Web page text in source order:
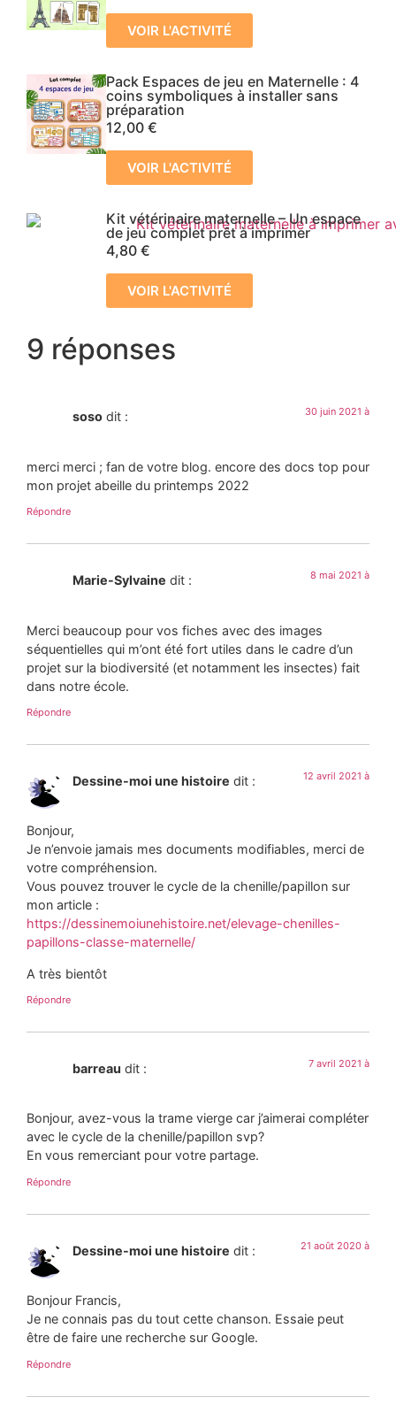
VOIR L'ACTIVITÉ
Pack Espaces de jeu en Maternelle : 4
coins symboliques à installer sans
préparation
12,00 €
VOIR L'ACTIVITÉ
Kit vétérinaire maternelle – Un espace
de jeu complet prêt à imprimer
4,80 €
VOIR L'ACTIVITÉ
9 réponses
soso dit : 30 juin 2021 à
merci merci ; fan de votre blog. encore des docs top pour
mon projet abeille du printemps 2022
Répondre
Marie-Sylvaine dit : 8 mai 2021 à
Merci beaucoup pour vos fiches avec des images
séquentielles qui m’ont été fort utiles dans le cadre d’un
projet sur la biodiversité (et notamment les insectes) fait
dans notre école.
Répondre
Dessine-moi une histoire dit : 12 avril 2021 à
Bonjour,
Je n’envoie jamais mes documents modifiables, merci de
votre compréhension.
Vous pouvez trouver le cycle de la chenille/papillon sur
mon article :
https://dessinemoiunehistoire.net/elevage-chenilles-
papillons-classe-maternelle/
A très bientôt
Répondre
barreau dit : 7 avril 2021 à
Bonjour, avez-vous la trame vierge car j’aimerai compléter
avec le cycle de la chenille/papillon svp?
En vous remerciant pour votre partage.
Répondre
Dessine-moi une histoire dit : 21 août 2020 à
Bonjour Francis,
Je ne connais pas du tout cette chanson. Essaie peut
être de faire une recherche sur Google.
Répondre